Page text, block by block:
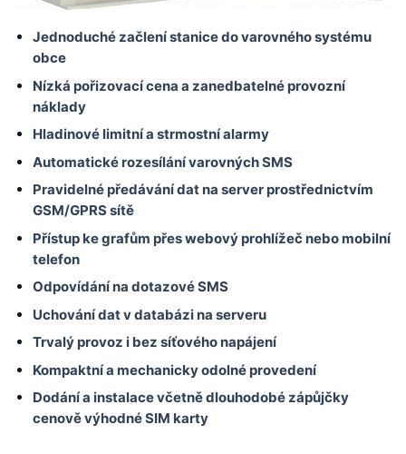
Jednoduché začlení stanice do varovného systému
obce
Nízká pořizovací cena a zanedbatelné provozní
náklady
Hladinové limitní a strmostní alarmy
Automatické rozesílání varovných SMS
Pravidelné předávání dat na server prostřednictvím
GSM/GPRS sítě
Přístup ke grafům přes webový prohlížeč nebo mobilní
telefon
Odpovídání na dotazové SMS
Uchování dat v databázi na serveru
Trvalý provoz i bez síťového napájení
Kompaktní a mechanicky odolné provedení
Dodání a instalace včetně dlouhodobé zápůjčky
cenově výhodné SIM karty